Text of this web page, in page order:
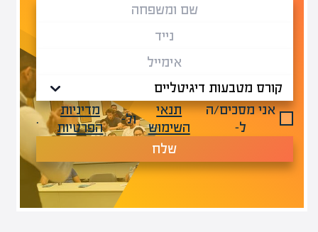
אני מסכים/ה
ל-
תנאי
השימוש
ול-
מדיניות
הפרטיות
.
שלח